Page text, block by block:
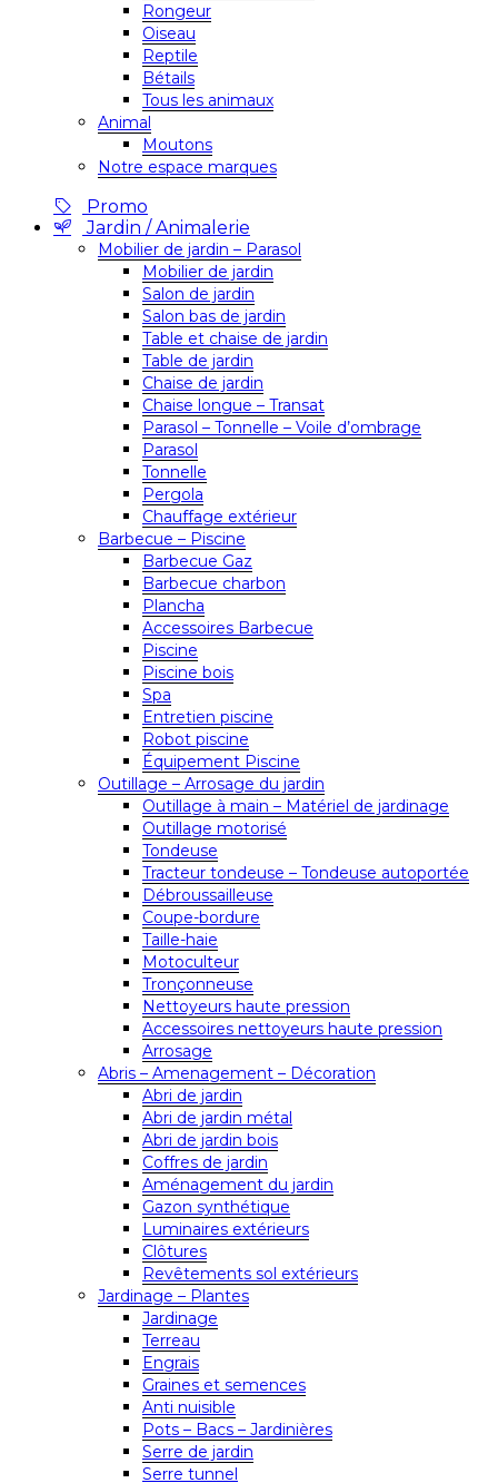
Rongeur
Oiseau
Reptile
Bétails
Tous les animaux
Animal
Moutons
Notre espace marques
Promo
Jardin / Animalerie
Mobilier de jardin – Parasol
Mobilier de jardin
Salon de jardin
Salon bas de jardin
Table et chaise de jardin
Table de jardin
Chaise de jardin
Chaise longue – Transat
Parasol – Tonnelle – Voile d’ombrage
Parasol
Tonnelle
Pergola
Chauffage extérieur
Barbecue – Piscine
Barbecue Gaz
Barbecue charbon
Plancha
Accessoires Barbecue
Piscine
Piscine bois
Spa
Entretien piscine
Robot piscine
Équipement Piscine
Outillage – Arrosage du jardin
Outillage à main – Matériel de jardinage
Outillage motorisé
Tondeuse
Tracteur tondeuse – Tondeuse autoportée
Débroussailleuse
Coupe-bordure
Taille-haie
Motoculteur
Tronçonneuse
Nettoyeurs haute pression
Accessoires nettoyeurs haute pression
Arrosage
Abris – Amenagement – Décoration
Abri de jardin
Abri de jardin métal
Abri de jardin bois
Coffres de jardin
Aménagement du jardin
Gazon synthétique
Luminaires extérieurs
Clôtures
Revêtements sol extérieurs
Jardinage – Plantes
Jardinage
Terreau
Engrais
Graines et semences
Anti nuisible
Pots – Bacs – Jardinières
Serre de jardin
Serre tunnel